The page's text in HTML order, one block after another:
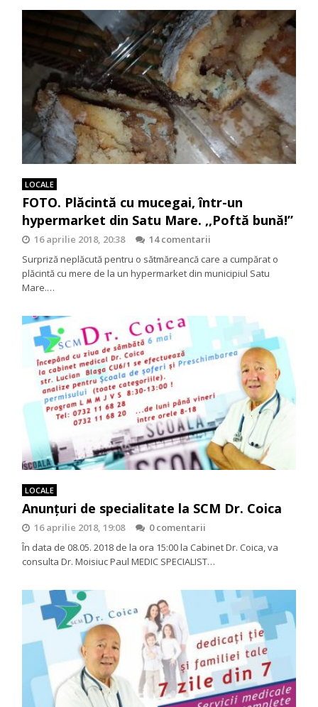
LOCALE
FOTO. Plăcintă cu mucegai, într-un
hypermarket din Satu Mare. ,,Poftă bună!”
16 aprilie 2018, 20:38
14 comentarii
Surpriză neplăcută pentru o sătmăreancă care a cumpărat o
plăcintă cu mere de la un hypermarket din municipiul Satu
Mare.…
LOCALE
Anunţuri de specialitate la SCM Dr. Coica
16 aprilie 2018, 19:08
0 comentarii
În data de 08.05. 2018 de la ora 15:00 la Cabinet Dr. Coica, va
consulta Dr. Moisiuc Paul MEDIC SPECIALIST…